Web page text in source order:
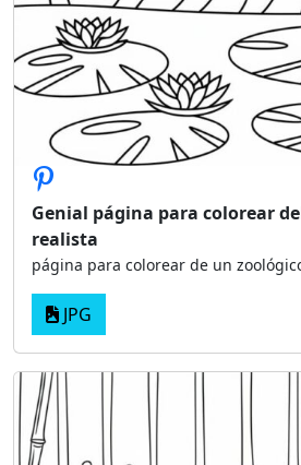
Genial página para colorear
realista
página para colorear de un
JPG